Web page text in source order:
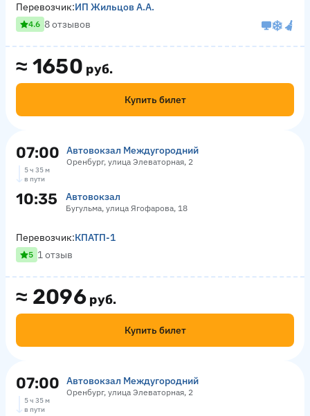
≈ 1650 руб.
Купить билет
Перевозчик:ИП Жильцов А.А.
4.6 8 отзывов
07:00 Автовокзал Междугородний
Оренбург, улица Элеваторная, 2
5 ч 35 м
в пути
10:35 Автовокзал
Бугульма, улица Ягофарова, 18
≈ 2096 руб.
Купить билет
Перевозчик:КПАТП-1
5 1 отзыв
07:00 Автовокзал Междугородний
Оренбург, улица Элеваторная, 2
5 ч 35 м
в пути